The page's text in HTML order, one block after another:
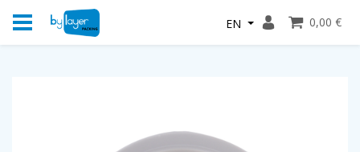
EN 0,00 €